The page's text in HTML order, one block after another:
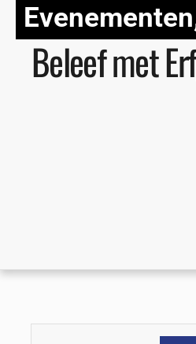
Evenementen
Beleef met